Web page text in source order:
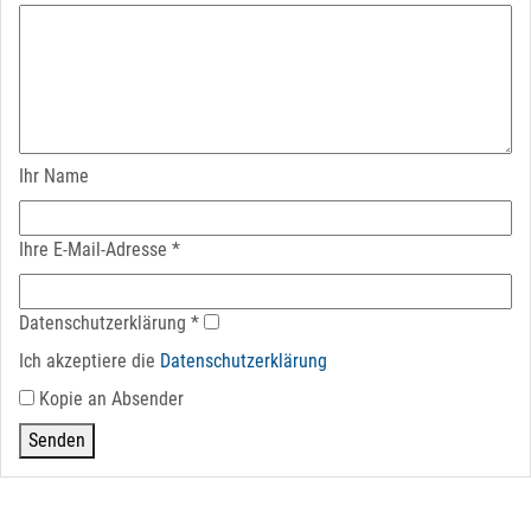
Ihr Name
Ihre E-Mail-Adresse *
Datenschutz­erklärung *
Ich akzeptiere die Datenschutz­erklärung
Kopie an Absender